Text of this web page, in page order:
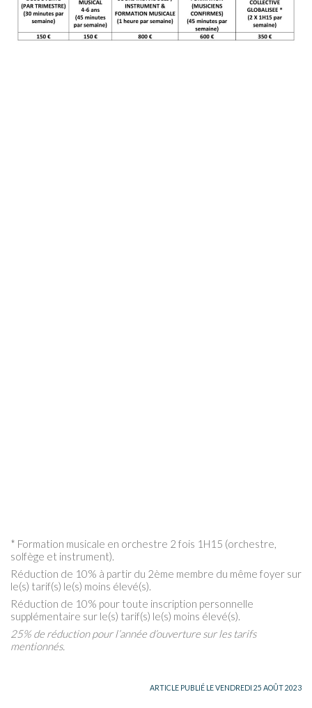
* Formation musicale en orchestre 2 fois 1H15 (orchestre,
solfège et instrument).
Réduction de 10% à partir du 2ème membre du même foyer sur
le(s) tarif(s) le(s) moins élevé(s).
Réduction de 10% pour toute inscription personnelle
supplémentaire sur le(s) tarif(s) le(s) moins élevé(s).
25% de réduction pour l’année d’ouverture sur les tarifs
mentionnés.
ARTICLE PUBLIÉ LE VENDREDI 25 AOÛT 2023